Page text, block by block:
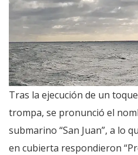
Tras la ejecución de un
trompa, se pronunció el
submarino “San Juan”, a lo
en cubierta respondieron